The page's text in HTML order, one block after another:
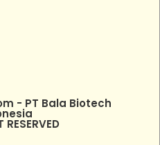
- PT Bala Biotech
RESERVED